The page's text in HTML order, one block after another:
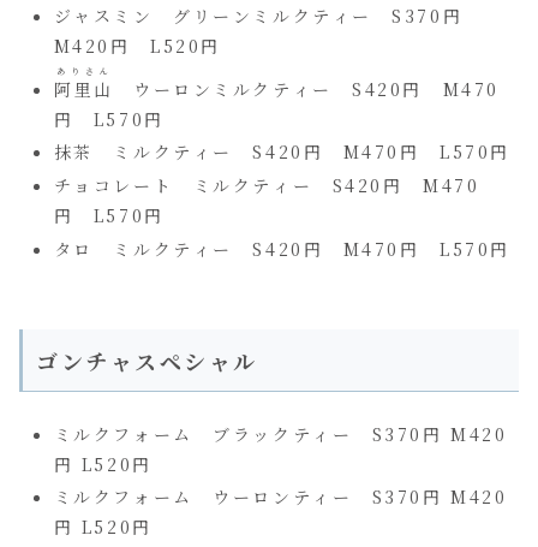
ジャスミン グリーンミルクティー S370円
M420円 L520円
阿里山
ありさん
ウーロンミルクティー S420円 M470
円 L570円
抹茶 ミルクティー S420円 M470円 L570円
チョコレート ミルクティー S420円 M470
円 L570円
タロ ミルクティー S420円 M470円 L570円
ゴンチャスペシャル
ミルクフォーム ブラックティー S370円 M420
円 L520円
ミルクフォーム ウーロンティー S370円 M420
円 L520円